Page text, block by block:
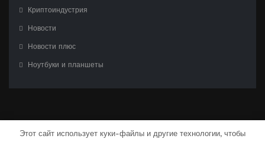
Криптоиндустрия
Новости
Новости плюс
Ноутбуки и планшеты
Этот сайт использует куки-файлы и другие технологии, чтобы